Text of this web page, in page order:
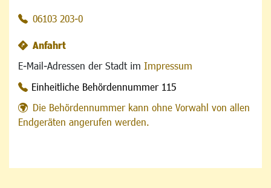
06103 203-0
Anfahrt
E-Mail-Adressen der Stadt im Impressum
Einheitliche Behördennummer 115
Die Behördennummer kann ohne Vorwahl von allen
Endgeräten angerufen werden.